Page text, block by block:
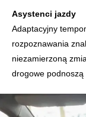
Asystenci jazdy
Adaptacyjny
rozpoznawania
niezamierzoną
drogowe